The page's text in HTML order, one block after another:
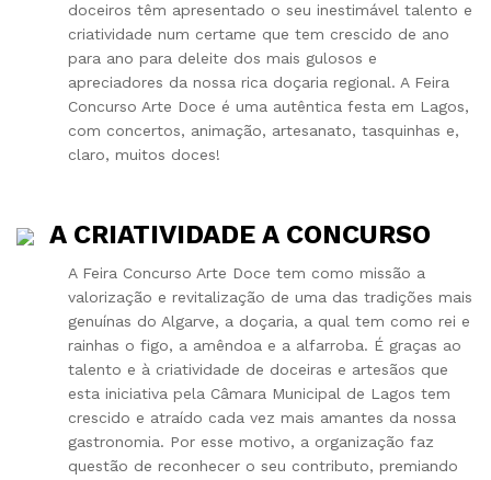
doceiros têm apresentado o seu inestimável talento e
criatividade num certame que tem crescido de ano
para ano para deleite dos mais gulosos e
apreciadores da nossa rica doçaria regional. A Feira
Concurso Arte Doce é uma autêntica festa em Lagos,
com concertos, animação, artesanato, tasquinhas e,
claro, muitos doces!
A CRIATIVIDADE A CONCURSO
A Feira Concurso Arte Doce tem como missão a
valorização e revitalização de uma das tradições mais
genuínas do Algarve, a doçaria, a qual tem como rei e
rainhas o figo, a amêndoa e a alfarroba. É graças ao
talento e à criatividade de doceiras e artesãos que
esta iniciativa pela Câmara Municipal de Lagos tem
crescido e atraído cada vez mais amantes da nossa
gastronomia. Por esse motivo, a organização faz
questão de reconhecer o seu contributo, premiando